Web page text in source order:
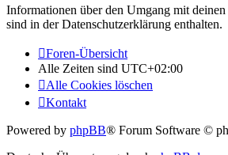
Informationen über den Umgang mit
sind in der Datenschutzerklärung enthalten.
Foren-Übersicht
Alle Zeiten sind UTC+02:00
Alle Cookies löschen
Kontakt
Powered by phpBB® Forum Software ©